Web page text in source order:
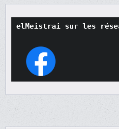
elMeistrai sur les